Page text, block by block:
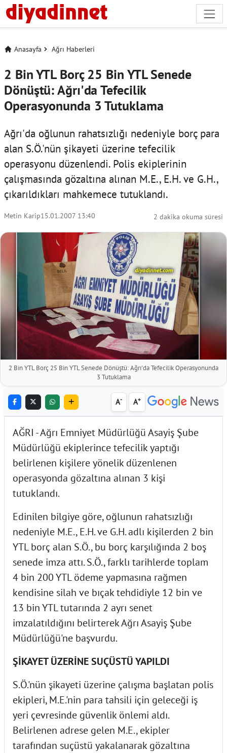
Anasayfa Ağrı Haberleri
2 Bin YTL Borç 25 Bin YTL Senede
Dönüştü: Ağrı'da Tefecilik
Operasyonunda 3 Tutuklama
Ağrı'da oğlunun rahatsızlığı nedeniyle borç para
alan S.Ö.'nün şikayeti üzerine tefecilik
operasyonu düzenlendi. Polis ekiplerinin
çalışmasında gözaltına alınan M.E., E.H. ve G.H.,
çıkarıldıkları mahkemece tutuklandı.
Metin Karip15.01.2007 13:40 2 dakika okuma süresi
2 Bin YTL Borç 25 Bin YTL Senede Dönüştü: Ağrı'da Tefecilik Operasyonunda
3 Tutuklama
A- A+
AĞRI - Ağrı Emniyet Müdürlüğü Asayiş Şube
Müdürlüğü ekiplerince tefecilik yaptığı
belirlenen kişilere yönelik düzenlenen
operasyonda gözaltına alınan 3 kişi
tutuklandı.
Edinilen bilgiye göre, oğlunun rahatsızlığı
nedeniyle M.E., E.H. ve G.H. adlı kişilerden 2 bin
YTL borç alan S.Ö., bu borç karşılığında 2 boş
senede imza attı. S.Ö., farklı tarihlerde toplam
4 bin 200 YTL ödeme yapmasına rağmen
kendisine silah ve bıçak tehdidiyle 12 bin ve
13 bin YTL tutarında 2 ayrı senet
imzalatıldığını belirterek Ağrı Asayiş Şube
Müdürlüğü'ne başvurdu.
ŞİKAYET ÜZERİNE SUÇÜSTÜ YAPILDI
S.Ö.'nün şikayeti üzerine çalışma başlatan polis
ekipleri, M.E.'nin para tahsili için geleceği iş
yeri çevresinde güvenlik önlemi aldı.
Belirlenen adrese gelen M.E., ekipler
tarafından suçüstü yakalanarak gözaltına